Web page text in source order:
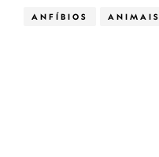
ANFÍBIOS ANIMAIS